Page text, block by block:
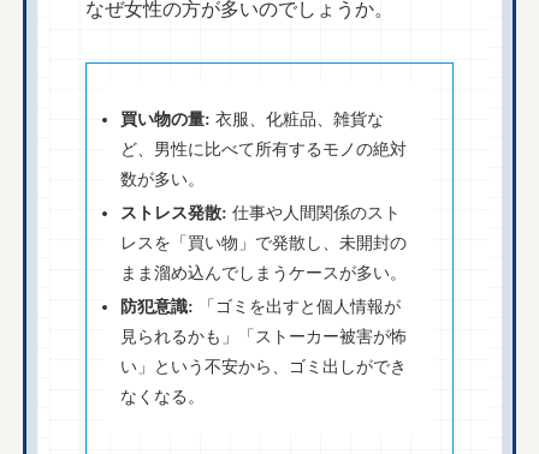
なぜ女性の方が多いのでしょうか。
買い物の量: 衣服、化粧品、雑貨な
ど、男性に比べて所有するモノの絶対
数が多い。
ストレス発散: 仕事や人間関係のスト
レスを「買い物」で発散し、未開封の
まま溜め込んでしまうケースが多い。
防犯意識: 「ゴミを出すと個人情報が
見られるかも」「ストーカー被害が怖
い」という不安から、ゴミ出しができ
なくなる。